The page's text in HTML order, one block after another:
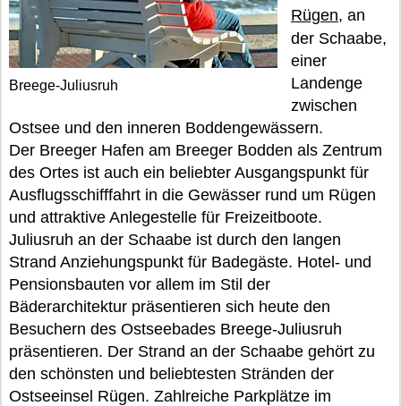
Breege-Juliusruh
Rügen, an
der Schaabe,
einer
Landenge
zwischen
Ostsee und den inneren Boddengewässern.
Der Breeger Hafen am Breeger Bodden als Zentrum
des Ortes ist auch ein beliebter Ausgangspunkt für
Ausflugsschifffahrt in die Gewässer rund um Rügen
und attraktive Anlegestelle für Freizeitboote.
Juliusruh an der Schaabe ist durch den langen
Strand Anziehungspunkt für Badegäste. Hotel- und
Pensionsbauten vor allem im Stil der
Bäderarchitektur präsentieren sich heute den
Besuchern des Ostseebades Breege-Juliusruh
präsentieren. Der Strand an der Schaabe gehört zu
den schönsten und beliebtesten Stränden der
Ostseeinsel Rügen. Zahlreiche Parkplätze im